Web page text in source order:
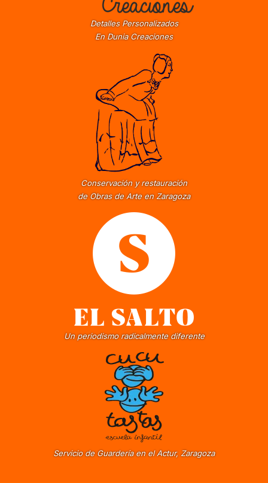
Detalles Personalizados
En Dunia Creaciones
Conservación y restauración
de Obras de Arte en Zaragoza
Un periodismo radicalmente diferente
Servicio de Guardería en el Actur, Zaragoza